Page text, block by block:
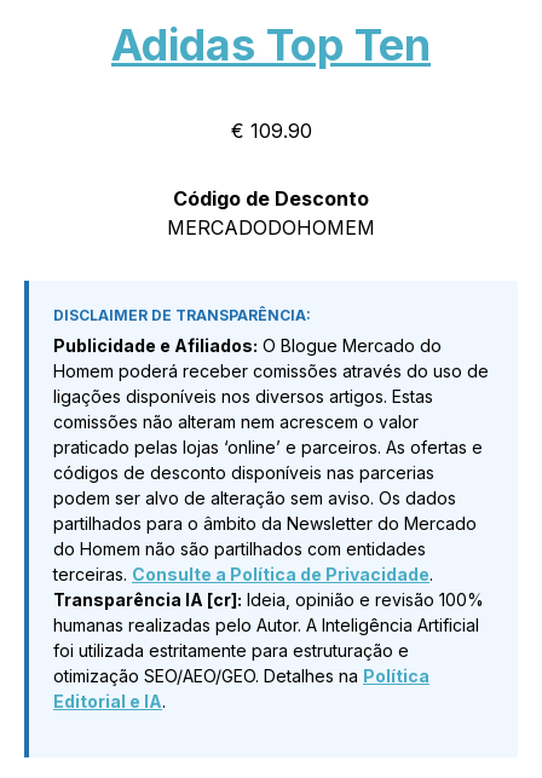
Adidas Top Ten
€ 109.90
Código de Desconto
MERCADODOHOMEM
DISCLAIMER DE TRANSPARÊNCIA:
Publicidade e Afiliados: O Blogue Mercado do
Homem poderá receber comissões através do uso de
ligações disponíveis nos diversos artigos. Estas
comissões não alteram nem acrescem o valor
praticado pelas lojas ‘online’ e parceiros. As ofertas e
códigos de desconto disponíveis nas parcerias
podem ser alvo de alteração sem aviso. Os dados
partilhados para o âmbito da Newsletter do Mercado
do Homem não são partilhados com entidades
terceiras. Consulte a Política de Privacidade.
Transparência IA [cr]: Ideia, opinião e revisão 100%
humanas realizadas pelo Autor. A Inteligência Artificial
foi utilizada estritamente para estruturação e
otimização SEO/AEO/GEO. Detalhes na Política
Editorial e IA.